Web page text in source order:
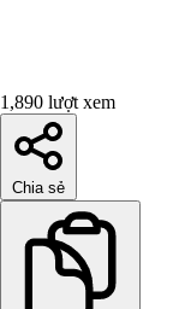
1,890 lượt xem
Chia sẻ